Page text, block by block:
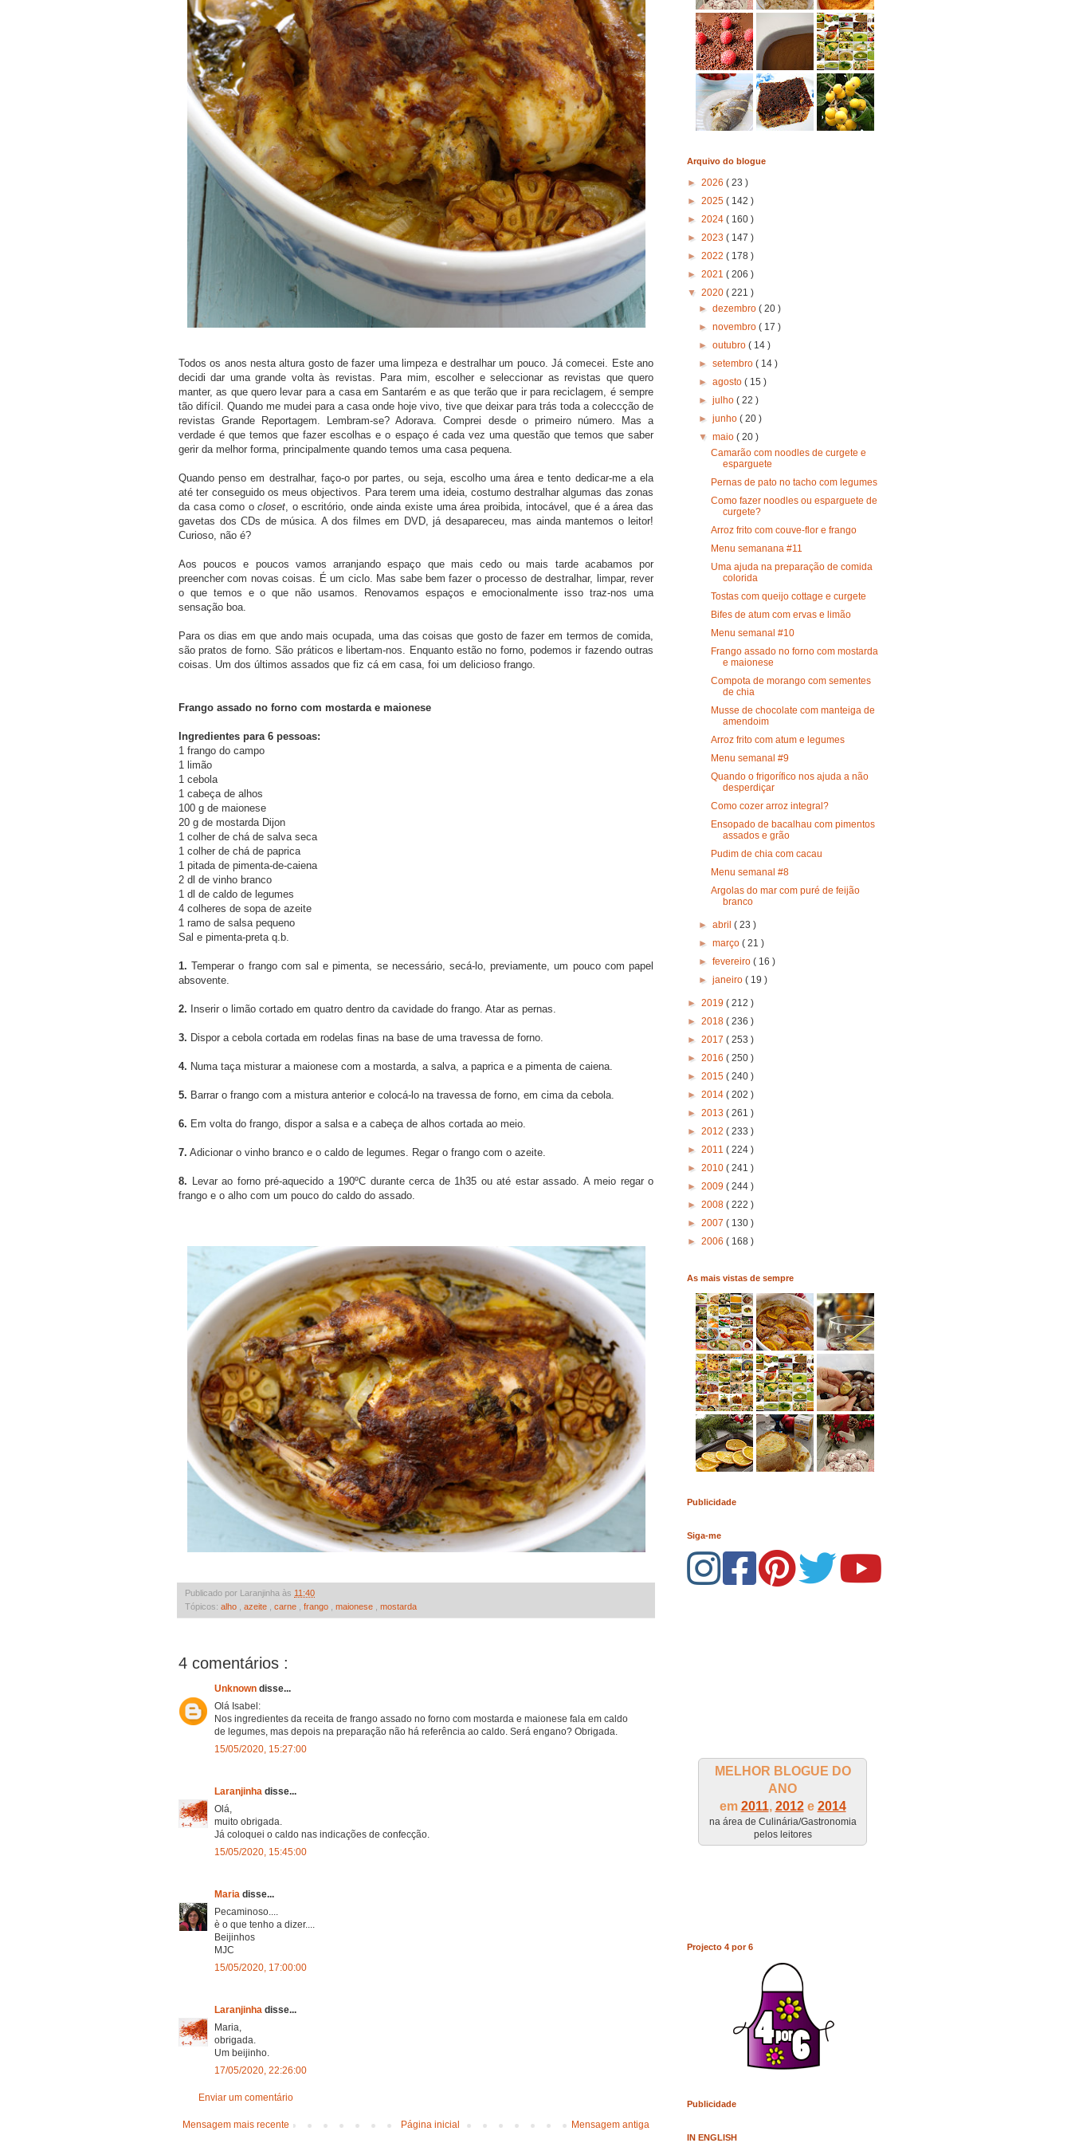
Todos os anos nesta altura gosto de fazer uma limpeza e destralhar um pouco. Já comecei. Este ano
decidi dar uma grande volta às revistas. Para mim, escolher e seleccionar as revistas que quero
manter, as que quero levar para a casa em Santarém e as que terão que ir para reciclagem, é sempre
tão difícil. Quando me mudei para a casa onde hoje vivo, tive que deixar para trás toda a coleccção de
revistas Grande Reportagem. Lembram-se? Adorava. Comprei desde o primeiro número. Mas a
verdade é que temos que fazer escolhas e o espaço é cada vez uma questão que temos que saber
gerir da melhor forma, principalmente quando temos uma casa pequena.
Quando penso em destralhar, faço-o por partes, ou seja, escolho uma área e tento dedicar-me a ela
até ter conseguido os meus objectivos. Para terem uma ideia, costumo destralhar algumas das zonas
da casa como ocloset, o escritório, onde ainda existe uma área proibida, intocável, que é a área das
gavetas dos CDs de música. A dos filmes em DVD, já desapareceu, mas ainda mantemos o leitor!
Curioso, não é?
Aos poucos e poucos vamos arranjando espaço que mais cedo ou mais tarde acabamos por
preencher com novas coisas. É um ciclo. Mas sabe bem fazer o processo de destralhar, limpar, rever
o que temos e o que não usamos. Renovamos espaços e emocionalmente isso traz-nos uma
sensação boa.
Para os dias em que ando mais ocupada, uma das coisas que gosto de fazer em termos de comida,
são pratos de forno. São práticos e libertam-nos. Enquanto estão no forno, podemos ir fazendo outras
coisas. Um dos últimos assados que fiz cá em casa, foi um delicioso frango.
Frango assado no forno com mostarda e maionese
Ingredientes para 6 pessoas:
1 frango do campo
1 limão
1 cebola
1 cabeça de alhos
100 g de maionese
20 g de mostarda Dijon
1 colher de chá de salva seca
1 colher de chá de paprica
1 pitada de pimenta-de-caiena
2 dl de vinho branco
1 dl de caldo de legumes
4 colheres de sopa de azeite
1 ramo de salsa pequeno
Sal e pimenta-preta q.b.
1. Temperar o frango com sal e pimenta, se necessário, secá-lo, previamente, um pouco com papel
absovente.
2. Inserir o limão cortado em quatro dentro da cavidade do frango. Atar as pernas.
3. Dispor a cebola cortada em rodelas finas na base de uma travessa de forno.
4. Numa taça misturar a maionese com a mostarda, a salva, a paprica e a pimenta de caiena.
5. Barrar o frango com a mistura anterior e colocá-lo na travessa de forno, em cima da cebola.
6. Em volta do frango, dispor a salsa e a cabeça de alhos cortada ao meio.
7. Adicionar o vinho branco e o caldo de legumes. Regar o frango com o azeite.
8. Levar ao forno pré-aquecido a 190ºC durante cerca de 1h35 ou até estar assado. A meio regar o
frango e o alho com um pouco do caldo do assado.
Publicado por Laranjinha às 11:40
Tópicos: alho azeite carne frango maionese mostarda
4 comentários :
Unknown disse...
Olá Isabel:
Nos ingredientes da receita de frango assado no forno com mostarda e maionese fala em caldo
de legumes, mas depois na preparação não há referência ao caldo. Será engano? Obrigada.
15/05/2020, 15:27:00
Laranjinha disse...
Olá,
muito obrigada.
Já coloquei o caldo nas indicações de confecção.
15/05/2020, 15:45:00
Maria disse...
Pecaminoso....
è o que tenho a dizer....
Beijinhos
MJC
15/05/2020, 17:00:00
Laranjinha disse...
Maria,
obrigada.
Um beijinho.
17/05/2020, 22:26:00
Enviar um comentário
Mensagem mais recente Mensagem antiga
Página inicial
Arquivo do blogue
► 2026 ( 23 )
► 2025 ( 142 )
► 2024 ( 160 )
► 2023 ( 147 )
► 2022 ( 178 )
► 2021 ( 206 )
▼ 2020 ( 221 )
►dezembro( 20 )
►novembro( 17 )
►outubro( 14 )
►setembro( 14 )
►agosto( 15 )
►julho( 22 )
►junho( 20 )
▼maio( 20 )
Camarão com noodles de curgete e
esparguete
Pernas de pato no tacho com legumes
Como fazer noodles ou esparguete de
curgete?
Arroz frito com couve-flor e frango
Menu semanana #11
Uma ajuda na preparação de comida
colorida
Tostas com queijo cottage e curgete
Bifes de atum com ervas e limão
Menu semanal #10
Frango assado no forno com mostarda
e maionese
Compota de morango com sementes
de chia
Musse de chocolate com manteiga de
amendoim
Arroz frito com atum e legumes
Menu semanal #9
Quando o frigorífico nos ajuda a não
desperdiçar
Como cozer arroz integral?
Ensopado de bacalhau com pimentos
assados e grão
Pudim de chia com cacau
Menu semanal #8
Argolas do mar com puré de feijão
branco
►abril( 23 )
►março( 21 )
►fevereiro( 16 )
►janeiro( 19 )
► 2019 ( 212 )
► 2018 ( 236 )
► 2017 ( 253 )
► 2016 ( 250 )
► 2015 ( 240 )
► 2014 ( 202 )
► 2013 ( 261 )
► 2012 ( 233 )
► 2011 ( 224 )
► 2010 ( 241 )
► 2009 ( 244 )
► 2008 ( 222 )
► 2007 ( 130 )
► 2006 ( 168 )
As mais vistas de sempre
Publicidade
Siga-me
MELHOR BLOGUE DO
ANO
em 2011, 2012e 2014
na área de Culinária/Gastronomia
pelos leitores
Projecto 4 por 6
Publicidade
IN ENGLISH